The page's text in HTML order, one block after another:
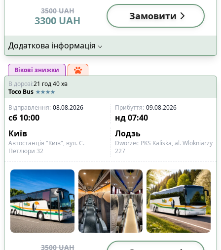
3500 UAH
3300 UAH Замовити
Додаткова інформація
Вікові знижки
В дорозі:21 год40хв
Toco Bus
Відправлення: 08.08.2026 Прибуття: 09.08.2026
сб 10:00 нд 07:40
Київ
Лодзь
Автостанція "Київ", вул. С.
Петлюри 32
Dworzec PKS Kaliska, al. Wlokniarzy
227
3500 UAH